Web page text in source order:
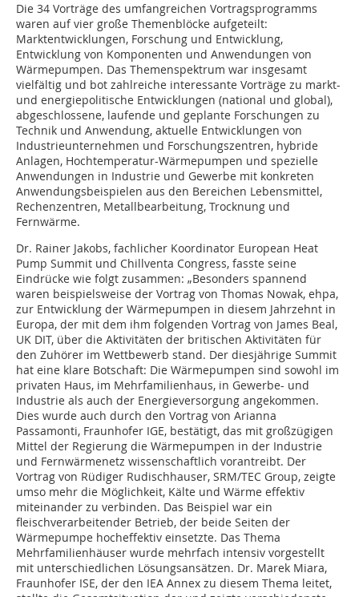
Die 34 Vorträge des umfangreichen Vortragsprogramms
waren auf vier große Themenblöcke aufgeteilt:
Marktentwicklungen, Forschung und Entwicklung,
Entwicklung von Komponenten und Anwendungen von
Wärmepumpen. Das Themenspektrum war insgesamt
vielfältig und bot zahlreiche interessante Vorträge zu markt-
und energiepolitische Entwicklungen (national und global),
abgeschlossene, laufende und geplante Forschungen zu
Technik und Anwendung, aktuelle Entwicklungen von
Industrieunternehmen und Forschungszentren, hybride
Anlagen, Hochtemperatur-Wärmepumpen und spezielle
Anwendungen in Industrie und Gewerbe mit konkreten
Anwendungsbeispielen aus den Bereichen Lebensmittel,
Rechenzentren, Metallbearbeitung, Trocknung und
Fernwärme.
Dr. Rainer Jakobs, fachlicher Koordinator European Heat
Pump Summit und Chillventa Congress, fasste seine
Eindrücke wie folgt zusammen: „Besonders spannend
waren beispielsweise der Vortrag von Thomas Nowak, ehpa,
zur Entwicklung der Wärmepumpen in diesem Jahrzehnt in
Europa, der mit dem ihm folgenden Vortrag von James Beal,
UK DIT, über die Aktivitäten der britischen Aktivitäten für
den Zuhörer im Wettbewerb stand. Der diesjährige Summit
hat eine klare Botschaft: Die Wärmepumpen sind sowohl im
privaten Haus, im Mehrfamilienhaus, in Gewerbe- und
Industrie als auch der Energieversorgung angekommen.
Dies wurde auch durch den Vortrag von Arianna
Passamonti, Fraunhofer IGE, bestätigt, das mit großzügigen
Mittel der Regierung die Wärmepumpen in der Industrie
und Fernwärmenetz wissenschaftlich vorantreibt. Der
Vortrag von Rüdiger Rudischhauser, SRM/TEC Group, zeigte
umso mehr die Möglichkeit, Kälte und Wärme effektiv
miteinander zu verbinden. Das Beispiel war ein
fleischverarbeitender Betrieb, der beide Seiten der
Wärmepumpe hocheffektiv einsetzte. Das Thema
Mehrfamilienhäuser wurde mehrfach intensiv vorgestellt
mit unterschiedlichen Lösungsansätzen. Dr. Marek Miara,
Fraunhofer ISE, der den IEA Annex zu diesem Thema leitet,